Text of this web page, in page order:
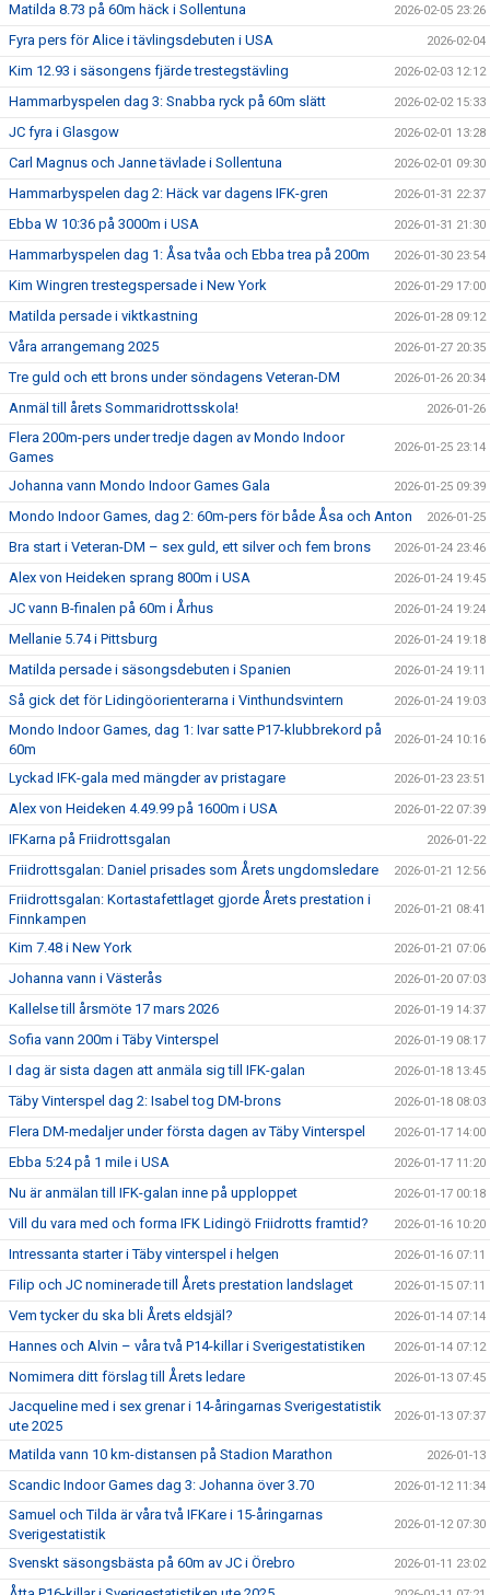
Matilda 8.73 på 60m häck i Sollentuna 2026-02-05 23:26
Fyra pers för Alice i tävlingsdebuten i USA 2026-02-04
Kim 12.93 i säsongens fjärde trestegstävling 2026-02-03 12:12
Hammarbyspelen dag 3: Snabba ryck på 60m slätt 2026-02-02 15:33
JC fyra i Glasgow 2026-02-01 13:28
Carl Magnus och Janne tävlade i Sollentuna 2026-02-01 09:30
Hammarbyspelen dag 2: Häck var dagens IFK-gren 2026-01-31 22:37
Ebba W 10:36 på 3000m i USA 2026-01-31 21:30
Hammarbyspelen dag 1: Åsa tvåa och Ebba trea på 200m 2026-01-30 23:54
Kim Wingren trestegspersade i New York 2026-01-29 17:00
Matilda persade i viktkastning 2026-01-28 09:12
Våra arrangemang 2025 2026-01-27 20:35
Tre guld och ett brons under söndagens Veteran-DM 2026-01-26 20:34
Anmäl till årets Sommaridrottsskola! 2026-01-26
Flera 200m-pers under tredje dagen av Mondo Indoor
Games
2026-01-25 23:14
Johanna vann Mondo Indoor Games Gala 2026-01-25 09:39
Mondo Indoor Games, dag 2: 60m-pers för både Åsa och Anton 2026-01-25
Bra start i Veteran-DM – sex guld, ett silver och fem brons 2026-01-24 23:46
Alex von Heideken sprang 800m i USA 2026-01-24 19:45
JC vann B-finalen på 60m i Århus 2026-01-24 19:24
Mellanie 5.74 i Pittsburg 2026-01-24 19:18
Matilda persade i säsongsdebuten i Spanien 2026-01-24 19:11
Så gick det för Lidingöorienterarna i Vinthundsvintern 2026-01-24 19:03
Mondo Indoor Games, dag 1: Ivar satte P17-klubbrekord på
60m
2026-01-24 10:16
Lyckad IFK-gala med mängder av pristagare 2026-01-23 23:51
Alex von Heideken 4.49.99 på 1600m i USA 2026-01-22 07:39
IFKarna på Friidrottsgalan 2026-01-22
Friidrottsgalan: Daniel prisades som Årets ungdomsledare 2026-01-21 12:56
Friidrottsgalan: Kortastafettlaget gjorde Årets prestation i
Finnkampen
2026-01-21 08:41
Kim 7.48 i New York 2026-01-21 07:06
Johanna vann i Västerås 2026-01-20 07:03
Kallelse till årsmöte 17 mars 2026 2026-01-19 14:37
Sofia vann 200m i Täby Vinterspel 2026-01-19 08:17
I dag är sista dagen att anmäla sig till IFK-galan 2026-01-18 13:45
Täby Vinterspel dag 2: Isabel tog DM-brons 2026-01-18 08:03
Flera DM-medaljer under första dagen av Täby Vinterspel 2026-01-17 14:00
Ebba 5:24 på 1 mile i USA 2026-01-17 11:20
Nu är anmälan till IFK-galan inne på upploppet 2026-01-17 00:18
Vill du vara med och forma IFK Lidingö Friidrotts framtid? 2026-01-16 10:20
Intressanta starter i Täby vinterspel i helgen 2026-01-16 07:11
Filip och JC nominerade till Årets prestation landslaget 2026-01-15 07:11
Vem tycker du ska bli Årets eldsjäl? 2026-01-14 07:14
Hannes och Alvin – våra två P14-killar i Sverigestatistiken 2026-01-14 07:12
Nomimera ditt förslag till Årets ledare 2026-01-13 07:45
Jacqueline med i sex grenar i 14-åringarnas Sverigestatistik
ute 2025
2026-01-13 07:37
Matilda vann 10 km-distansen på Stadion Marathon 2026-01-13
Scandic Indoor Games dag 3: Johanna över 3.70 2026-01-12 11:34
Samuel och Tilda är våra två IFKare i 15-åringarnas
Sverigestatistik
2026-01-12 07:30
Svenskt säsongsbästa på 60m av JC i Örebro 2026-01-11 23:02